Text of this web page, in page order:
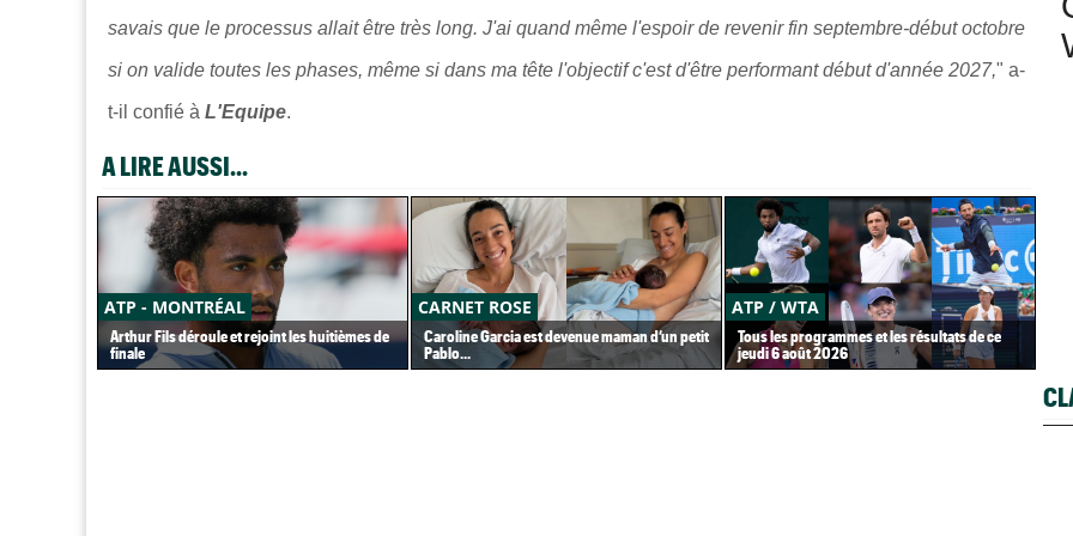
savais que le processus allait être très long. J'ai quand même l'espoir de revenir fin septembre-début octobre
si on valide toutes les phases, même si dans ma tête l'objectif c'est d'être performant début d'année 2027," a-
t-il confié à L'Equipe.
A LIRE AUSSI...
ATP - MONTRÉAL
Arthur Fils déroule et rejoint les huitièmes de
finale
CARNET ROSE
Caroline Garcia est devenue maman d’un petit
Pablo...
ATP / WTA
Tous les programmes et les résultats de ce
jeudi 6 août 2026